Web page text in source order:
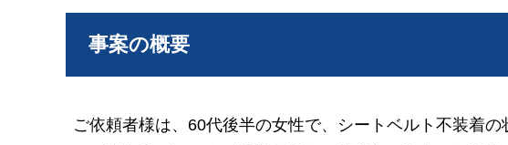
事案の概要
ご依頼者様は、60代後半の女性で、シートベルト不装着